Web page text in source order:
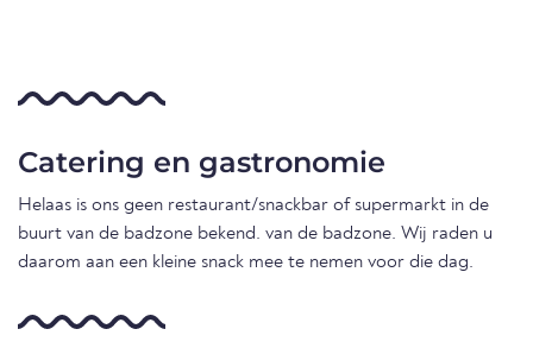
Catering en gastronomie
Helaas is ons geen restaurant/snackbar of supermarkt in de
buurt van de badzone bekend. van de badzone. Wij raden u
daarom aan een kleine snack mee te nemen voor die dag.